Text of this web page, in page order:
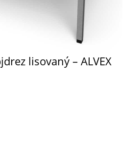
lisovaný – ALVEX